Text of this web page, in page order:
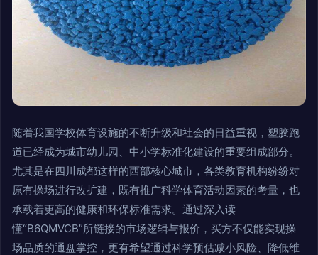
随着我国学校体育设施的不断升级和社会的日益重视，塑胶跑
道已经成为城市幼儿园、中小学标准化建设的重要组成部分。
尤其是在四川成都这样的西部核心城市，各类教育机构纷纷对
原有操场进行改扩建，既有推广科学体育活动因素的考量，也
承载着更高的健康和环保标准需求。通过深入读
懂“B6QMVCB”所链接的市场逻辑与报价，买方不仅能实现操
场品质的通盘掌控，更有希望通过科学预估减小风险、降低维